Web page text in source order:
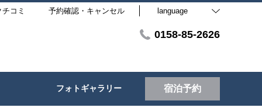
チコミ 予約確認・キャンセル language
0158-85-2626
フォトギャラリー 宿泊予約